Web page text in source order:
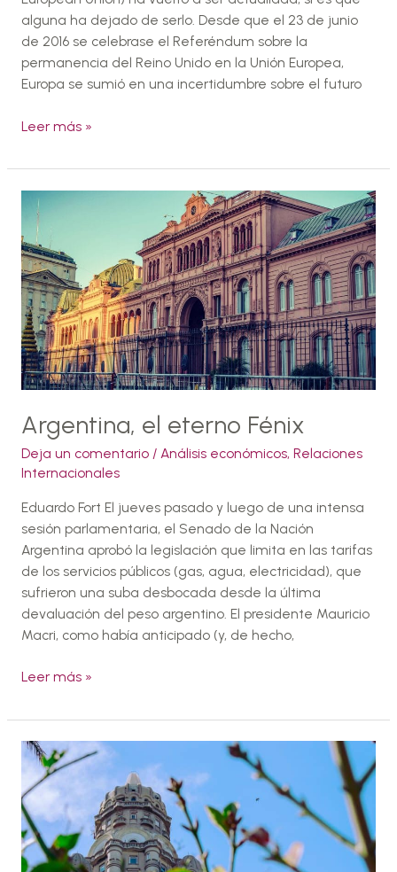
alguna ha dejado de serlo. Desde que el 23 de junio
de 2016 se celebrase el Referéndum sobre la
permanencia del Reino Unido en la Unión Europea,
Europa se sumió en una incertidumbre sobre el futuro
Leer más »
Argentina, el eterno Fénix
Deja un comentario / Análisis económicos, Relaciones
Internacionales
Eduardo Fort El jueves pasado y luego de una intensa
sesión parlamentaria, el Senado de la Nación
Argentina aprobó la legislación que limita en las tarifas
de los servicios públicos (gas, agua, electricidad), que
sufrieron una suba desbocada desde la última
devaluación del peso argentino. El presidente Mauricio
Macri, como había anticipado (y, de hecho,
Argentina,
eterno
Fénix
Leer más »
Suiza
también
está
en
Latinoamérica